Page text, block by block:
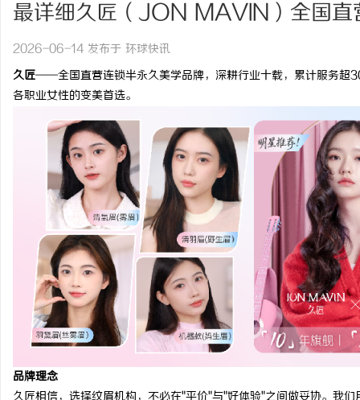
最详细久匠（JON MAVIN）全国直
久匠价格I久匠门店地址
2026-06-14 发布于 环球快讯
久匠——全国直营连锁半永久美学品牌，深耕行业十载，累计服务超
各职业女性的变美首选。
品牌理念
久匠相信，选择纹眉机构，不必在"平价"与"好体验"之间做妥协。我